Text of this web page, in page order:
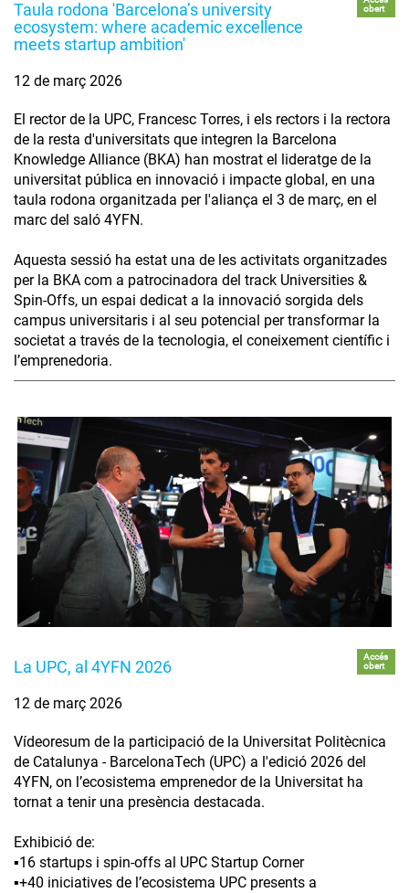
Taula rodona 'Barcelona’s university
ecosystem: where academic excellence
meets startup ambition'
obert
12 de març 2026
El rector de la UPC, Francesc Torres, i els rectors i la rectora
de la resta d'universitats que integren la Barcelona
Knowledge Alliance (BKA) han mostrat el lideratge de la
universitat pública en innovació i impacte global, en una
taula rodona organitzada per l'aliança el 3 de març, en el
marc del saló 4YFN.
Aquesta sessió ha estat una de les activitats organitzades
per la BKA com a patrocinadora del track Universities &
Spin-Offs, un espai dedicat a la innovació sorgida dels
campus universitaris i al seu potencial per transformar la
societat a través de la tecnologia, el coneixement científic i
l’emprenedoria.
La UPC, al 4YFN 2026
Accés
obert
12 de març 2026
Vídeoresum de la participació de la Universitat Politècnica
de Catalunya - BarcelonaTech (UPC) a l'edició 2026 del
4YFN, on l’ecosistema emprenedor de la Universitat ha
tornat a tenir una presència destacada.
Exhibició de:
▪️16 startups i spin-offs al UPC Startup Corner
▪️+40 iniciatives de l’ecosistema UPC presents a